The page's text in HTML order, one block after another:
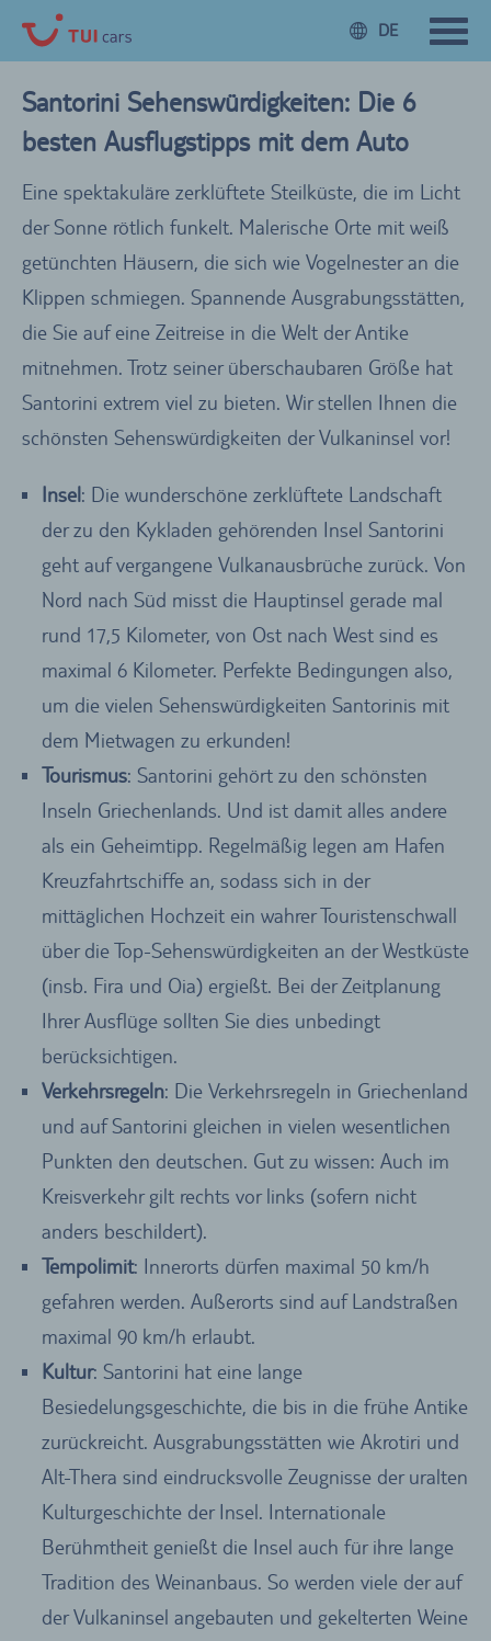
DE
Santorini Sehenswürdigkeiten: Die 6
besten Ausflugstipps mit dem Auto
Eine spektakuläre zerklüftete Steilküste, die im Licht
der Sonne rötlich funkelt. Malerische Orte mit weiß
getünchten Häusern, die sich wie Vogelnester an die
Klippen schmiegen. Spannende Ausgrabungsstätten,
die Sie auf eine Zeitreise in die Welt der Antike
mitnehmen. Trotz seiner überschaubaren Größe hat
Santorini extrem viel zu bieten. Wir stellen Ihnen die
schönsten Sehenswürdigkeiten der Vulkaninsel vor!
Insel: Die wunderschöne zerklüftete Landschaft
der zu den Kykladen gehörenden Insel Santorini
geht auf vergangene Vulkanausbrüche zurück. Von
Nord nach Süd misst die Hauptinsel gerade mal
rund 17,5 Kilometer, von Ost nach West sind es
maximal 6 Kilometer. Perfekte Bedingungen also,
um die vielen Sehenswürdigkeiten Santorinis mit
dem Mietwagen zu erkunden!
Tourismus: Santorini gehört zu den schönsten
Inseln Griechenlands. Und ist damit alles andere
als ein Geheimtipp. Regelmäßig legen am Hafen
Kreuzfahrtschiffe an, sodass sich in der
mittäglichen Hochzeit ein wahrer Touristenschwall
über die Top-Sehenswürdigkeiten an der Westküste
(insb. Fira und Oia) ergießt. Bei der Zeitplanung
Ihrer Ausflüge sollten Sie dies unbedingt
berücksichtigen.
Verkehrsregeln: Die Verkehrsregeln in Griechenland
und auf Santorini gleichen in vielen wesentlichen
Punkten den deutschen. Gut zu wissen: Auch im
Kreisverkehr gilt rechts vor links (sofern nicht
anders beschildert).
Tempolimit: Innerorts dürfen maximal 50 km/h
gefahren werden. Außerorts sind auf Landstraßen
maximal 90 km/h erlaubt.
Kultur: Santorini hat eine lange
Besiedelungsgeschichte, die bis in die frühe Antike
zurückreicht. Ausgrabungsstätten wie Akrotiri und
Alt-Thera sind eindrucksvolle Zeugnisse der uralten
Kulturgeschichte der Insel. Internationale
Berühmtheit genießt die Insel auch für ihre lange
Tradition des Weinanbaus. So werden viele der auf
der Vulkaninsel angebauten und gekelterten Weine